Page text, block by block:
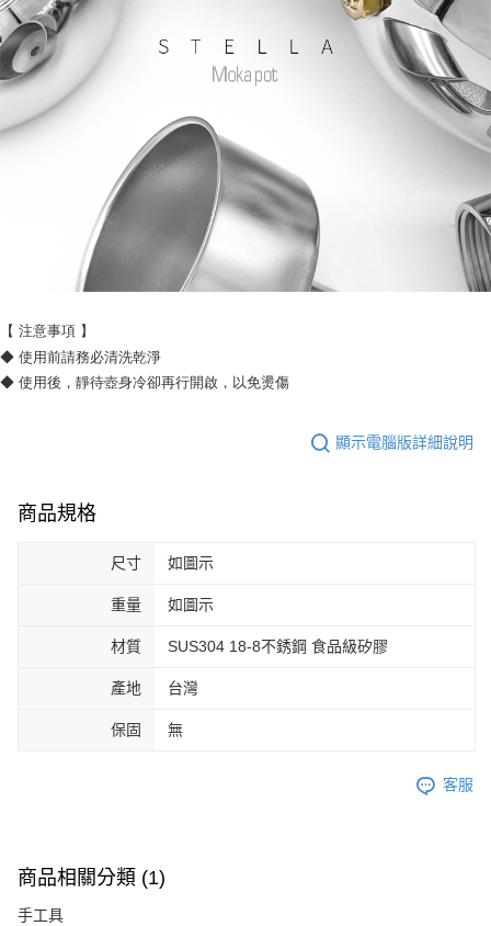
【 注意事項 】
◆ 使用前請務必清洗乾淨
◆ 使用後，靜待壺身冷卻再行開啟，以免燙傷
顯示電腦版詳細說明
商品規格
尺寸 如圖示
重量 如圖示
材質 SUS304 18-8不銹鋼 食品級矽膠
產地 台灣
保固 無
客服
商品相關分類 (1)
手工具